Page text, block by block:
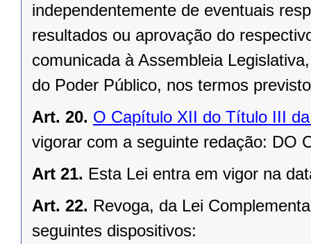
independentemente de eventuais
resultados ou aprovação do
comunicada à Assembleia
do Poder Público, nos termos
Art. 20. O Capítulo XII do Título III
vigorar com a seguinte redação: DO
Art 21. Esta Lei entra em vigor na
Art. 22. Revoga, da Lei
seguintes dispositivos: